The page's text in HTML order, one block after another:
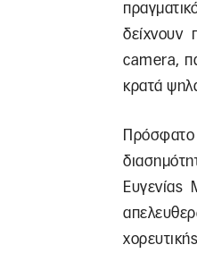
δείχνουν
camera,
κρατά
Πρόσφατο